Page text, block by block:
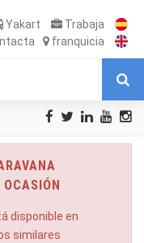
Yakart
Trabaja
franquicia
disponible en
similares